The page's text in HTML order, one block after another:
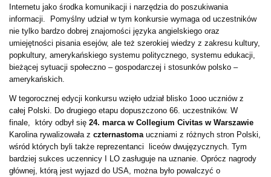
Internetu jako środka komunikacji i narzędzia do poszukiwania
informacji. Pomyślny udział w tym konkursie wymaga od uczestników
nie tylko bardzo dobrej znajomości języka angielskiego oraz
umiejętności pisania esejów, ale też szerokiej wiedzy z zakresu kultury,
popkultury, amerykańskiego systemu politycznego, systemu edukacji,
bieżącej sytuacji społeczno – gospodarczej i stosunków polsko –
amerykańskich.
W tegorocznej edycji konkursu wzięło udział blisko 1ooo uczniów z
całej Polski. Do drugiego etapu dopuszczono 66. uczestników. W
finale, który odbył się 24. marca w Collegium Civitas w Warszawie
Karolina rywalizowała z czternastoma uczniami z różnych stron Polski,
wśród których byli także reprezentanci liceów dwujęzycznych. Tym
bardziej sukces uczennicy I LO zasługuje na uznanie. Oprócz nagrody
głównej, którą jest wyjazd do USA, można było powalczyć o